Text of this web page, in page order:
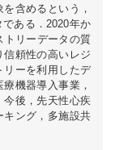
含めるという，
ある．2020年か
トリーデータの質
信頼性の高いレジ
リーを利用したデ
機器導入事業，
今後，先天性心疾
キング，多施設共